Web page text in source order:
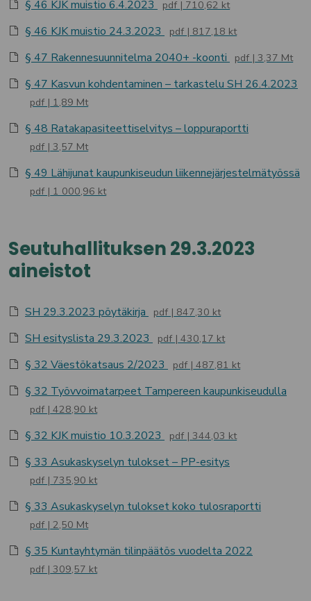
§ 46 KJK muistio 6.4.2023 pdf 710,62 kt
§ 46 KJK muistio 24.3.2023 pdf 817,18 kt
§ 47 Rakennesuunnitelma 2040+ -koonti pdf 3,37 Mt
§ 47 Kasvun kohdentaminen – tarkastelu SH 26.4.2023
pdf 1,89 Mt
§ 48 Ratakapasiteettiselvitys – loppuraportti
pdf 3,57 Mt
§ 49 Lähijunat kaupunkiseudun liikennejärjestelmätyössä
pdf 1 000,96 kt
Seutuhallituksen 29.3.2023
aineistot
SH 29.3.2023 pöytäkirja pdf 847,30 kt
SH esityslista 29.3.2023 pdf 430,17 kt
§ 32 Väestökatsaus 2/2023 pdf 487,81 kt
§ 32 Työvvoimatarpeet Tampereen kaupunkiseudulla
pdf 428,90 kt
§ 32 KJK muistio 10.3.2023 pdf 344,03 kt
§ 33 Asukaskyselyn tulokset – PP-esitys
pdf 735,90 kt
§ 33 Asukaskyselyn tulokset koko tulosraportti
pdf 2,50 Mt
§ 35 Kuntayhtymän tilinpäätös vuodelta 2022
pdf 309,57 kt